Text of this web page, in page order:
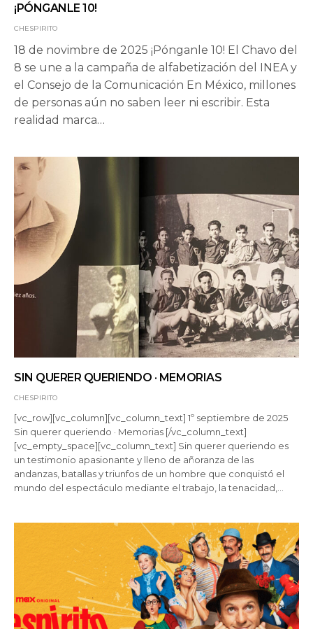
¡PÓNGANLE 10!
CHESPIRITO
18 de novimbre de 2025 ¡Pónganle 10! El Chavo del
8 se une a la campaña de alfabetización del INEA y
el Consejo de la Comunicación En México, millones
de personas aún no saben leer ni escribir. Esta
realidad marca…
SIN QUERER QUERIENDO · MEMORIAS
CHESPIRITO
[vc_row][vc_column][vc_column_text] 1º septiembre de 2025
Sin querer queriendo · Memorias [/vc_column_text]
[vc_empty_space][vc_column_text] Sin querer queriendo es
un testimonio apasionante y lleno de añoranza de las
andanzas, batallas y triunfos de un hombre que conquistó el
mundo del espectáculo mediante el trabajo, la tenacidad,…